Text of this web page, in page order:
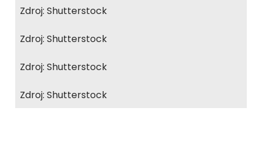
Zdroj: Shutterstock
Zdroj: Shutterstock
Zdroj: Shutterstock
Zdroj: Shutterstock